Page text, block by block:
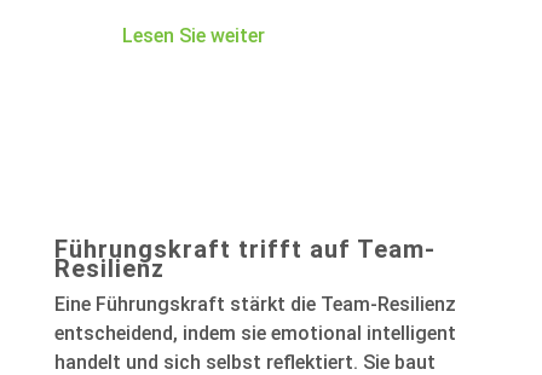
Lesen Sie weiter
Führungskraft trifft auf Team-
Resilienz
Eine Führungskraft stärkt die Team-Resilienz
entscheidend, indem sie emotional intelligent
handelt und sich selbst reflektiert. Sie baut